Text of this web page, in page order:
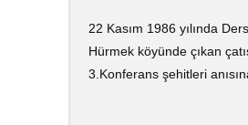
22 Kasım 1986 yılında
Hürmek köyünde çıkan
3.Konferans şehitleri